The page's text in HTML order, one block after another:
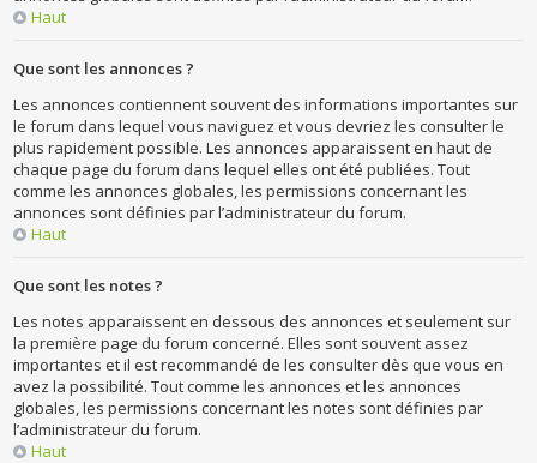
Haut
Que sont les annonces ?
Les annonces contiennent souvent des informations importantes sur
le forum dans lequel vous naviguez et vous devriez les consulter le
plus rapidement possible. Les annonces apparaissent en haut de
chaque page du forum dans lequel elles ont été publiées. Tout
comme les annonces globales, les permissions concernant les
annonces sont définies par l’administrateur du forum.
Haut
Que sont les notes ?
Les notes apparaissent en dessous des annonces et seulement sur
la première page du forum concerné. Elles sont souvent assez
importantes et il est recommandé de les consulter dès que vous en
avez la possibilité. Tout comme les annonces et les annonces
globales, les permissions concernant les notes sont définies par
l’administrateur du forum.
Haut